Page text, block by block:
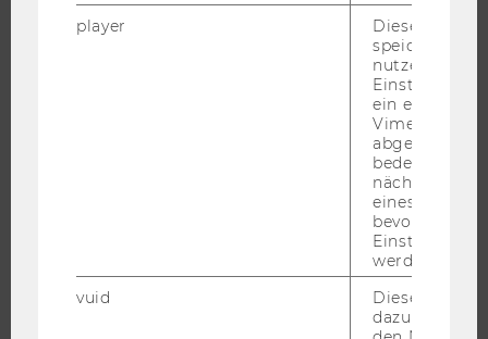
KARRIEREKONTAKTE AN DER WU
ALUMNI
player
Dieses Cookie
speichert
ein
Vimeo-Video
abgespielt
bedeutet,
nächsten
eines Vimeo-
bevorzugten
werden.
vuid
Dieser
dazu